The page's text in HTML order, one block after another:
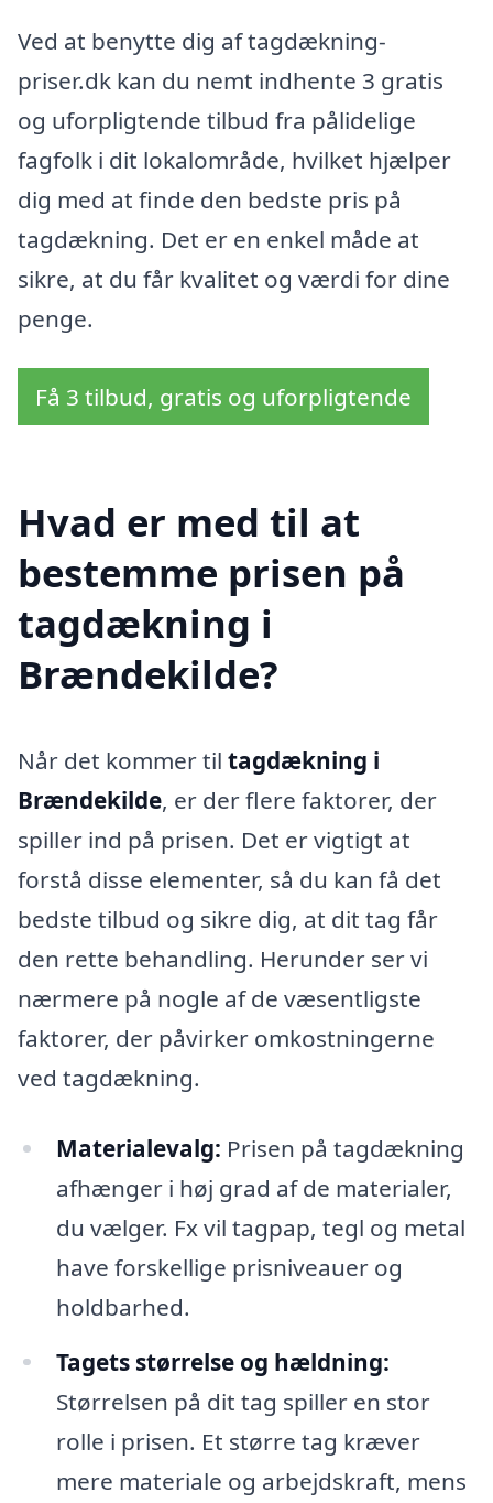
Ved at benytte dig af tagdækning-
priser.dk kan du nemt indhente 3 gratis
og uforpligtende tilbud fra pålidelige
fagfolk i dit lokalområde, hvilket hjælper
dig med at finde den bedste pris på
tagdækning. Det er en enkel måde at
sikre, at du får kvalitet og værdi for dine
penge.
Få 3 tilbud, gratis og uforpligtende
Hvad er med til at
bestemme prisen på
tagdækning i
Brændekilde?
Når det kommer til tagdækning i
Brændekilde, er der flere faktorer, der
spiller ind på prisen. Det er vigtigt at
forstå disse elementer, så du kan få det
bedste tilbud og sikre dig, at dit tag får
den rette behandling. Herunder ser vi
nærmere på nogle af de væsentligste
faktorer, der påvirker omkostningerne
ved tagdækning.
Materialevalg: Prisen på tagdækning
afhænger i høj grad af de materialer,
du vælger. Fx vil tagpap, tegl og metal
have forskellige prisniveauer og
holdbarhed.
Tagets størrelse og hældning:
Størrelsen på dit tag spiller en stor
rolle i prisen. Et større tag kræver
mere materiale og arbejdskraft, mens